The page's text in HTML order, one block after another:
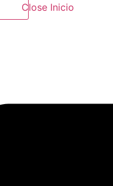
Close Inicio